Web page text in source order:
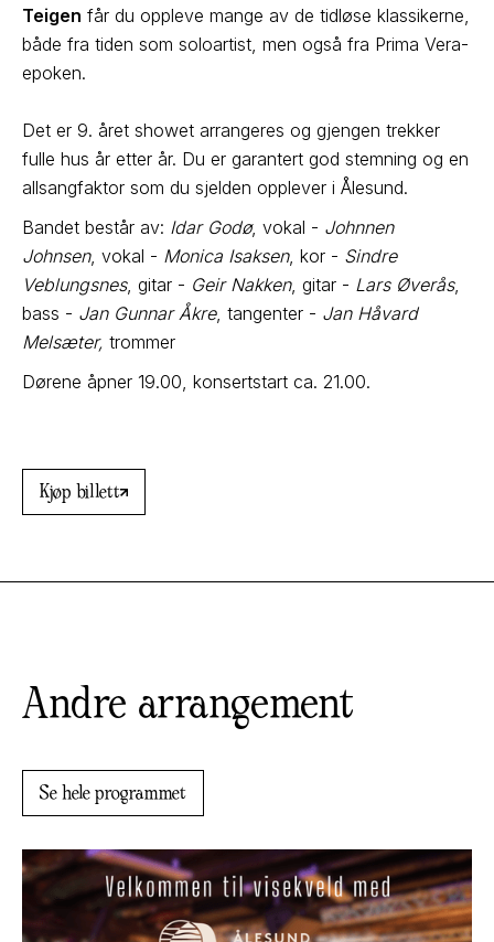
Teigen får du oppleve mange av de tidløse klassikerne,
både fra tiden som soloartist, men også fra Prima Vera-
epoken.
Det er 9. året showet arrangeres og gjengen trekker
fulle hus år etter år. Du er garantert god stemning og en
allsangfaktor som du sjelden opplever i Ålesund.
Bandet består av: Idar Godø, vokal - Johnnen
Johnsen, vokal - Monica Isaksen, kor - Sindre
Veblungsnes, gitar - Geir Nakken, gitar - Lars Øverås,
bass - Jan Gunnar Åkre, tangenter - Jan Håvard
Melsæter, trommer
Dørene åpner 19.00, konsertstart ca. 21.00.
Kjøp billett
Andre arrangement
Se hele programmet